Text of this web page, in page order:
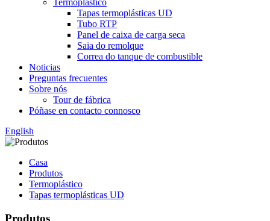
Termoplástico
Tapas termoplásticas UD
Tubo RTP
Panel de caixa de carga seca
Saia do remolque
Correa do tanque de combustible
Noticias
Preguntas frecuentes
Sobre nós
Tour de fábrica
Póñase en contacto connosco
English
Casa
Produtos
Termoplástico
Tapas termoplásticas UD
Produtos